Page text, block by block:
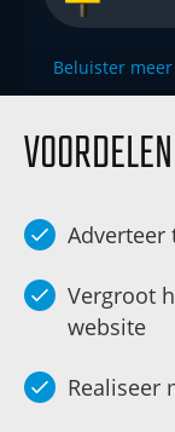
Beluister
Adverteer
Vergroot
website
Realiseer